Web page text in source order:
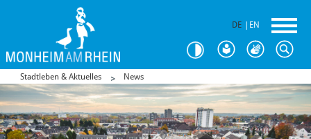
DE EN
Stadtleben & Aktuelles News